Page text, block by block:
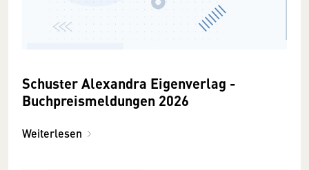
Schuster Alexandra Eigenverlag -
Buchpreismeldungen 2026
Weiterlesen